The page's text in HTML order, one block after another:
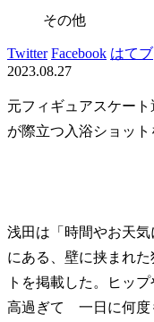
その他
Twitter Facebook はてブ
2023.08.27
元フィギュアスケー
が際立つ入浴ショット
浅田は「時間やお天
にある、壁に挟まれ
トを掲載した。ヒッ
高過ぎて 一日に何度